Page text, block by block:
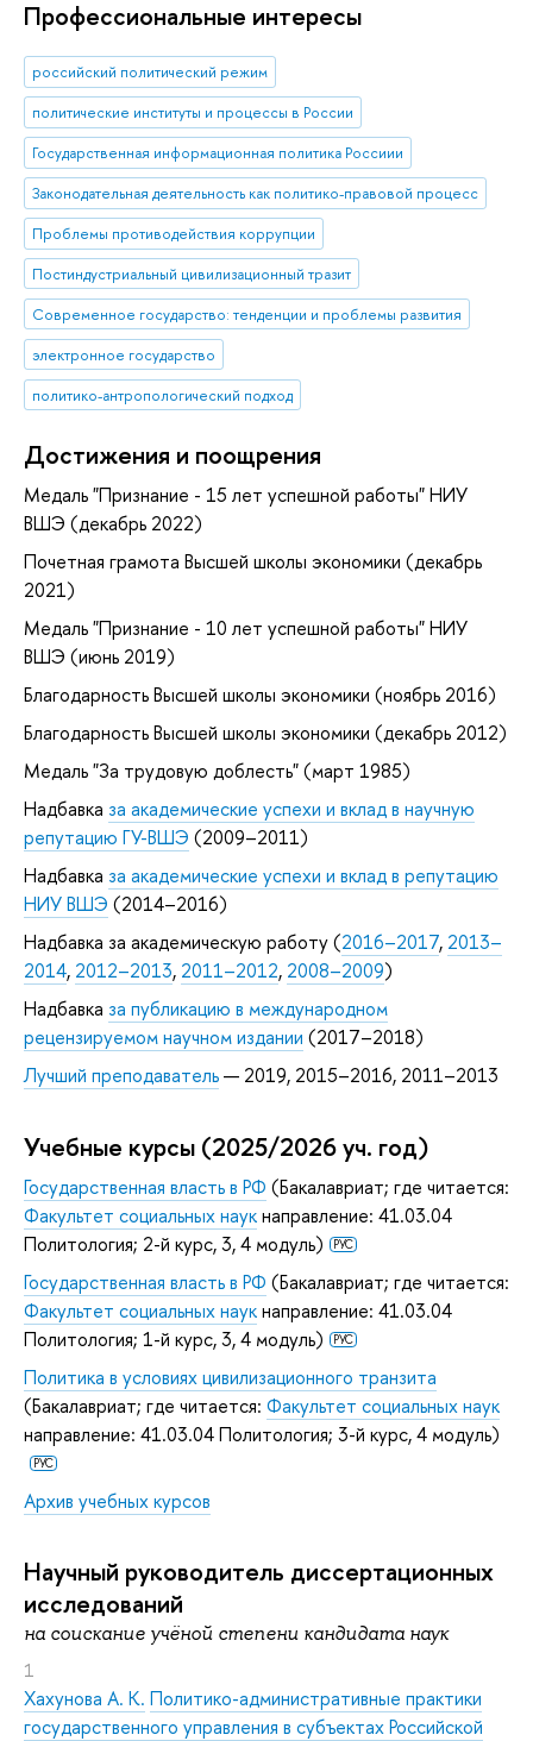
Профессиональные интересы
российский политический режим
политические институты и процессы в России
Государственная информационная политика Россиии
Законодательная деятельность как политико-правовой процесс
Проблемы противодействия коррупции
Постиндустриальный цивилизационный тразит
Современное государство: тенденции и проблемы развития
электронное государство
политико-антропологический подход
Достижения и поощрения
Медаль "Признание - 15 лет успешной работы" НИУ
ВШЭ (декабрь 2022)
Почетная грамота Высшей школы экономики (декабрь
2021)
Медаль "Признание - 10 лет успешной работы" НИУ
ВШЭ (июнь 2019)
Благодарность Высшей школы экономики (ноябрь 2016)
Благодарность Высшей школы экономики (декабрь 2012)
Медаль "За трудовую доблесть" (март 1985)
Надбавка за академические успехи и вклад в научную
репутацию ГУ-ВШЭ (2009–2011)
Надбавка за академические успехи и вклад в репутацию
НИУ ВШЭ (2014–2016)
Надбавка за академическую работу (2016–2017, 2013–
2014, 2012–2013, 2011–2012, 2008–2009)
Надбавка за публикацию в международном
рецензируемом научном издании (2017–2018)
Лучший преподаватель— 2019, 2015–2016, 2011–2013
Учебные курсы (2025/2026 уч. год)
Государственная власть в РФ (Бакалавриат; где читается:
Факультет социальных наукнаправление: 41.03.04
Политология; 2-й курс, 3, 4 модуль)
РУС
Государственная власть в РФ (Бакалавриат; где читается:
Факультет социальных наукнаправление: 41.03.04
Политология; 1-й курс, 3, 4 модуль)
РУС
Политика в условиях цивилизационного транзита
(Бакалавриат; где читается: Факультет социальных наук
направление: 41.03.04 Политология; 3-й курс, 4 модуль)
РУС
Архив учебных курсов
Научный руководитель диссертационных
исследований
на соискание учёной степени кандидата наук
1
Хахунова А. К. Политико-административные практики
государственного управления в субъектах Российской